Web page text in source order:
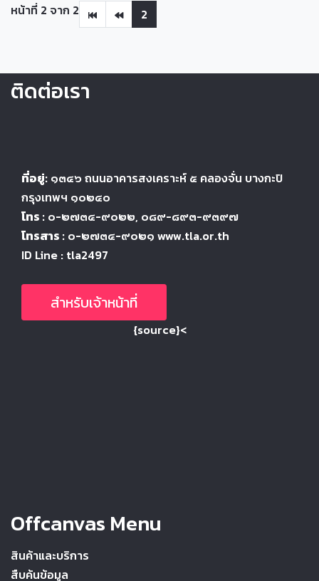
หน้าที่ 2 จาก 2 2
ติดต่อเรา
ที่อยู่: ๑๓๔๖ ถนนอาคารสงเคราะห์ ๕ คลองจั่น บางกะปิ
กรุงเทพฯ ๑๐๒๔๐
โทร : ๐-๒๗๓๔-๙๐๒๒, ๐๘๙-๘๙๓-๙๓๙๗
โทรสาร : ๐-๒๗๓๔-๙๐๒๑ www.tla.or.th
ID Line : tla2497
สำหรับเจ้าหน้าที่
{source}<
Offcanvas Menu
สินค้าและบริการ
สืบค้นข้อมูล